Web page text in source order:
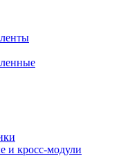
и кросс-модули